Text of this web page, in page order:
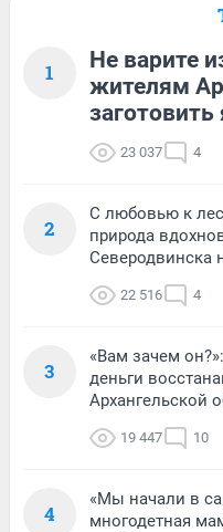
1
Не варите
жителям
заготовить
23 037 4
2
С любовью к
природа
Северодвинска
22 516 4
3
«Вам зачем
деньги
Архангельской
19 447 10
4
«Мы начали в
многодетная